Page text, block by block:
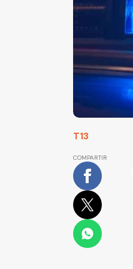
T13
COMPARTIR